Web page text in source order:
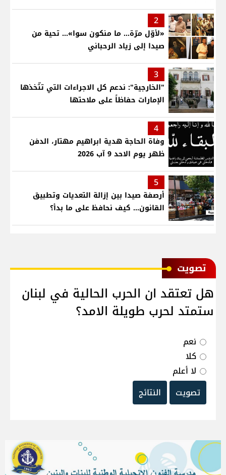
2
«لأوّل مرّة… ما منكون سوا»… تحية من
صيدا إلى زياد الرحباني
3
"الخارجية": ندعم كل الاجراءات التي تتّخذها
الإمارات حفاظاً على ملاحتها
4
وفاة الحاجة هدية ابراهيم مهتار، الدفن
ظهر يوم الاحد 9 آب 2026
5
أرصفة صيدا بين إزالة التعديات وتطبيق
القانون... كيف نحافظ على ما بدأ؟
ﺗﺼﻮﻳﺖ
هل تعتقد ان الحرب الحالية في لبنان
ستمتد لحرب طويلة الامد؟
نعم
كلا
لا أعلم
تصويت
النتائج